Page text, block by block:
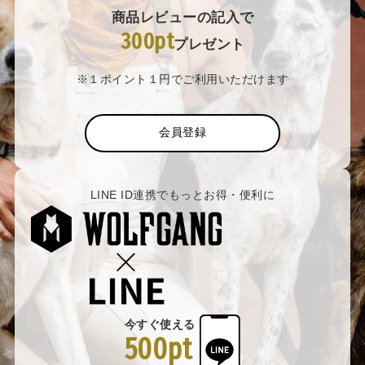
商品レビューの記入で
300ptプレゼント
※１ポイント１円でご利用いただけます
会員登録
LINE ID連携でもっとお得・便利に
今すぐ使える
500pt